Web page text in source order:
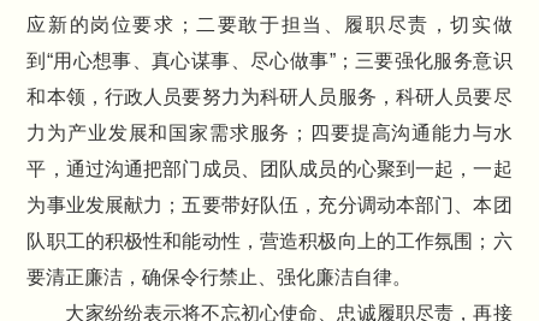
应新的岗位要求；二要敢于担当、履职尽责，切实做
到“用心想事、真心谋事、尽心做事”；三要强化服务意识
和本领，行政人员要努力为科研人员服务，科研人员要尽
力为产业发展和国家需求服务；四要提高沟通能力与水
平，通过沟通把部门成员、团队成员的心聚到一起，一起
为事业发展献力；五要带好队伍，充分调动本部门、本团
队职工的积极性和能动性，营造积极向上的工作氛围；六
要清正廉洁，确保令行禁止、强化廉洁自律。
大家纷纷表示将不忘初心使命、忠诚履职尽责，再接